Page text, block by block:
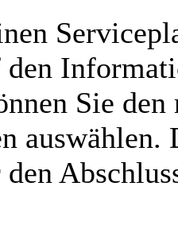
den
Sie
auswählen.